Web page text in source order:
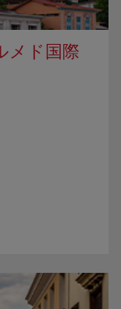
メド国際